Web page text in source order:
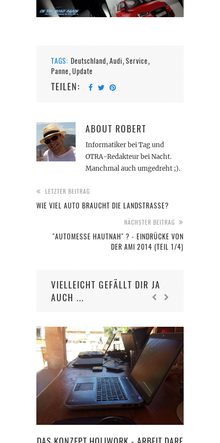
TAGS: Deutschland,Audi,Service,
Panne,Update
TEILEN:
ABOUT ROBERT
Informatiker bei Tag und
OTRA-Redakteur bei Nacht.
Manchmal auch umgedreht ;).
LETZTER BEITRAG
WIE VIEL AUTO BRAUCHT DIE LANDSTRASSE?
NÄCHSTER BEITRAG
"AUTOMESSE HAUTNAH" ? - EINDRÜCKE VON
DER AMI 2014 (TEIL 1/4)
VIELLEICHT GEFÄLLT DIR JA
AUCH ...